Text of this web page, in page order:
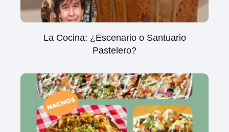
La Cocina: ¿Escenario o Santuario
Pastelero?